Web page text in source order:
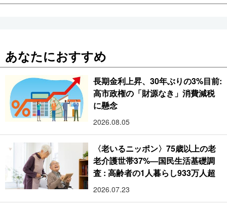
あなたにおすすめ
長期金利上昇、30年ぶりの3%目前:
高市政権の「財源なき」消費減税
に懸念
2026.08.05
〈老いるニッポン〉75歳以上の老
老介護世帯37%―国民生活基礎調
査 : 高齢者の1人暮らし933万人超
2026.07.23